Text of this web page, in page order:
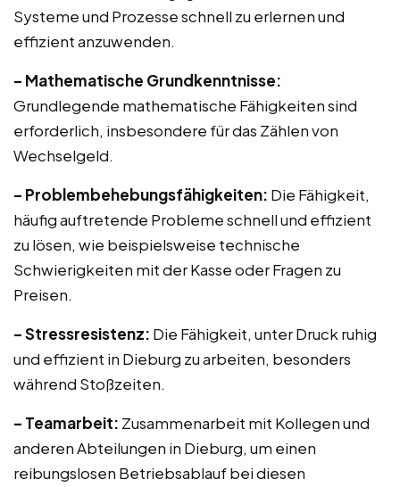
Systeme und Prozesse schnell zu erlernen und
effizient anzuwenden.
– Mathematische Grundkenntnisse:
Grundlegende mathematische Fähigkeiten sind
erforderlich, insbesondere für das Zählen von
Wechselgeld.
– Problembehebungsfähigkeiten: Die Fähigkeit,
häufig auftretende Probleme schnell und effizient
zu lösen, wie beispielsweise technische
Schwierigkeiten mit der Kasse oder Fragen zu
Preisen.
– Stressresistenz: Die Fähigkeit, unter Druck ruhig
und effizient in Dieburg zu arbeiten, besonders
während Stoßzeiten.
– Teamarbeit: Zusammenarbeit mit Kollegen und
anderen Abteilungen in Dieburg, um einen
reibungslosen Betriebsablauf bei diesen